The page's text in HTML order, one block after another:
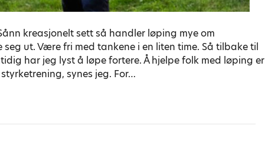
kreasjonelt sett så handler løping mye om
ut. Være fri med tankene i en liten time. Så tilbake til
har jeg lyst å løpe fortere. Å hjelpe folk med løping er
synes jeg. For…